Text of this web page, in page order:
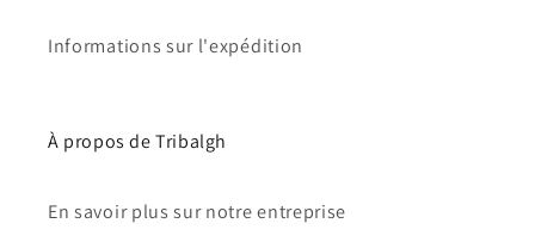
Informations sur l'expédition
À propos de Tribalgh
En savoir plus sur notre entreprise